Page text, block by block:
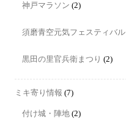
神戸マラソン (2)
須磨青空元気フェスティバル
黒田の里官兵衛まつり (2)
ミキ寄り情報 (7)
付け城・陣地 (2)